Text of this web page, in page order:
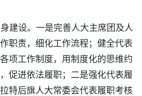
建设。一是完善人大主席团及人
职责，细化工作流程；健全代表
项工作制度，用制度化的思维约
促进依法履职；二是强化代表履
特后旗人大常委会代表履职考核